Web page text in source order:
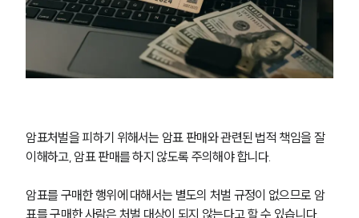
암표처벌을 피하기 위해서는 암표 판매와 관련된 법적 책임을 잘
이해하고, 암표 판매를 하지 않도록 주의해야 합니다.
암표를 구매한 행위에 대해서는 별도의 처벌 규정이 없으므로 암
표를 구매한 사람은 처벌 대상이 되지 않는다고 할 수 있습니다.